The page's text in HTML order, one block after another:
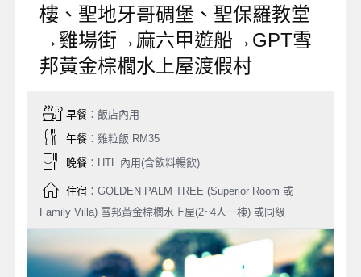
樓、聖地牙哥碉堡、聖保羅教堂
→雞場街→麻六甲遊船→GPT雪
邦黃金棕櫚水上屋渡假村
早餐：飯店內用
午餐：雞粒飯 RM35
晚餐：HTL 內用(含飲料暢飲)
住宿：GOLDEN PALM TREE (Superior Room 或
Family Villa) 雪邦黃金棕櫚水上屋(2~4人一棟) 或同級